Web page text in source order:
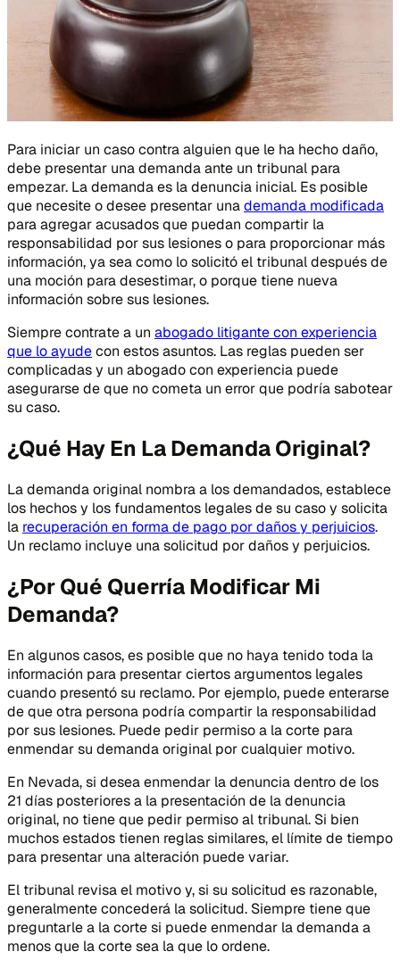
Para iniciar un caso contra alguien que le ha hecho daño,
debe presentar una demanda ante un tribunal para
empezar. La demanda es la denuncia inicial. Es posible
que necesite o desee presentar unademanda modificada
para agregar acusados que puedan compartir la
responsabilidad por sus lesiones o para proporcionar más
información, ya sea como lo solicitó el tribunal después de
una moción para desestimar, o porque tiene nueva
información sobre sus lesiones.
Siempre contrate a un abogado litigante con experiencia
que lo ayudecon estos asuntos. Las reglas pueden ser
complicadas y un abogado con experiencia puede
asegurarse de que no cometa un error que podría sabotear
su caso.
¿Qué Hay En La Demanda Original?
La demanda original nombra a los demandados, establece
los hechos y los fundamentos legales de su caso y solicita
la recuperación en forma de pago por daños y perjuicios.
Un reclamo incluye una solicitud por daños y perjuicios.
¿Por Qué Querría Modificar Mi
Demanda?
En algunos casos, es posible que no haya tenido toda la
información para presentar ciertos argumentos legales
cuando presentó su reclamo. Por ejemplo, puede enterarse
de que otra persona podría compartir la responsabilidad
por sus lesiones. Puede pedir permiso a la corte para
enmendar su demanda original por cualquier motivo.
En Nevada, si desea enmendar la denuncia dentro de los
21 días posteriores a la presentación de la denuncia
original, no tiene que pedir permiso al tribunal. Si bien
muchos estados tienen reglas similares, el límite de tiempo
para presentar una alteración puede variar.
El tribunal revisa el motivo y, si su solicitud es razonable,
generalmente concederá la solicitud. Siempre tiene que
preguntarle a la corte si puede enmendar la demanda a
menos que la corte sea la que lo ordene.